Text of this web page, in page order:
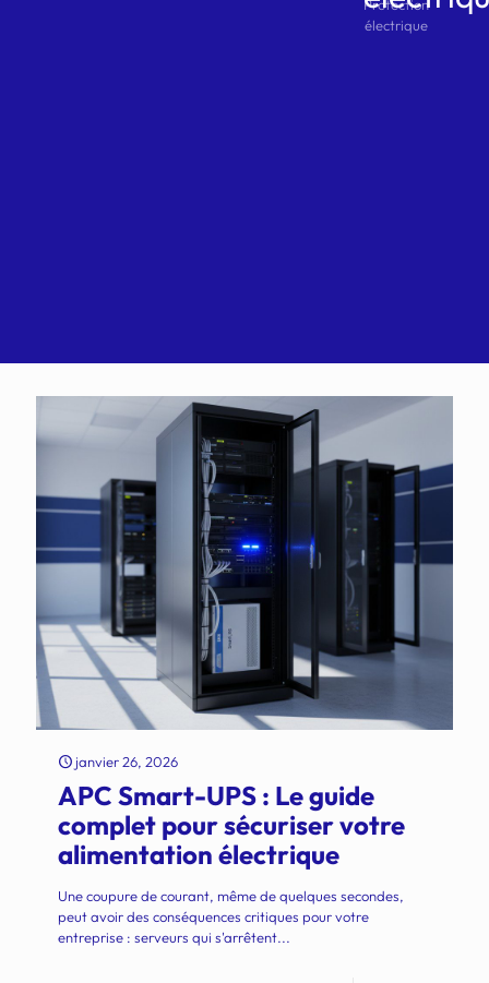
Protection
électrique
janvier 26, 2026
APC Smart-UPS : Le guide
complet pour sécuriser votre
alimentation électrique
Une coupure de courant, même de quelques secondes,
peut avoir des conséquences critiques pour votre
entreprise : serveurs qui s'arrêtent...